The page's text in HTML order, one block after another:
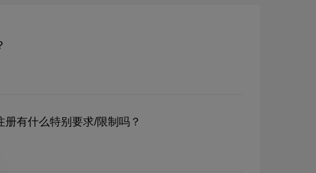
册有什么特别要求/限制吗？